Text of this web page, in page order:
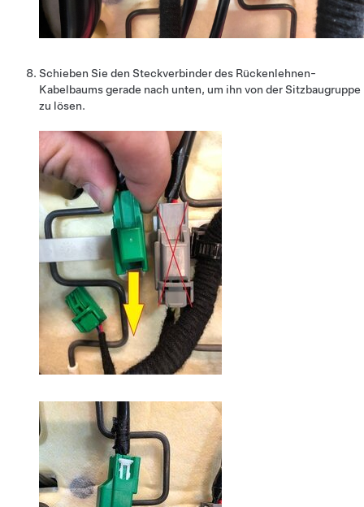
Schieben Sie den Steckverbinder des Rückenlehnen-
Kabelbaums gerade nach unten, um ihn von der Sitzbaugruppe
zu lösen.